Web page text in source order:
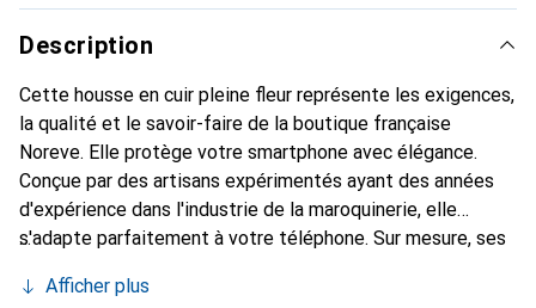
Description
Cette housse en cuir pleine fleur représente les exigences,
la qualité et le savoir-faire de la boutique française
Noreve. Elle protège votre smartphone avec élégance.
Conçue par des artisans expérimentés ayant des années
d'expérience dans l'industrie de la maroquinerie, elle
s'adapte parfaitement à votre téléphone. Sur mesure, ses
peau. Elle devient l'accessoire chic et indispensable pour
Afficher plus